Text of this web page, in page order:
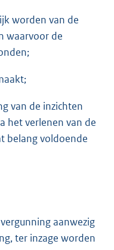
worden van de
waarvoor de
van de inzichten
het verlenen van de
belang voldoende
aanwezig
ter inzage worden